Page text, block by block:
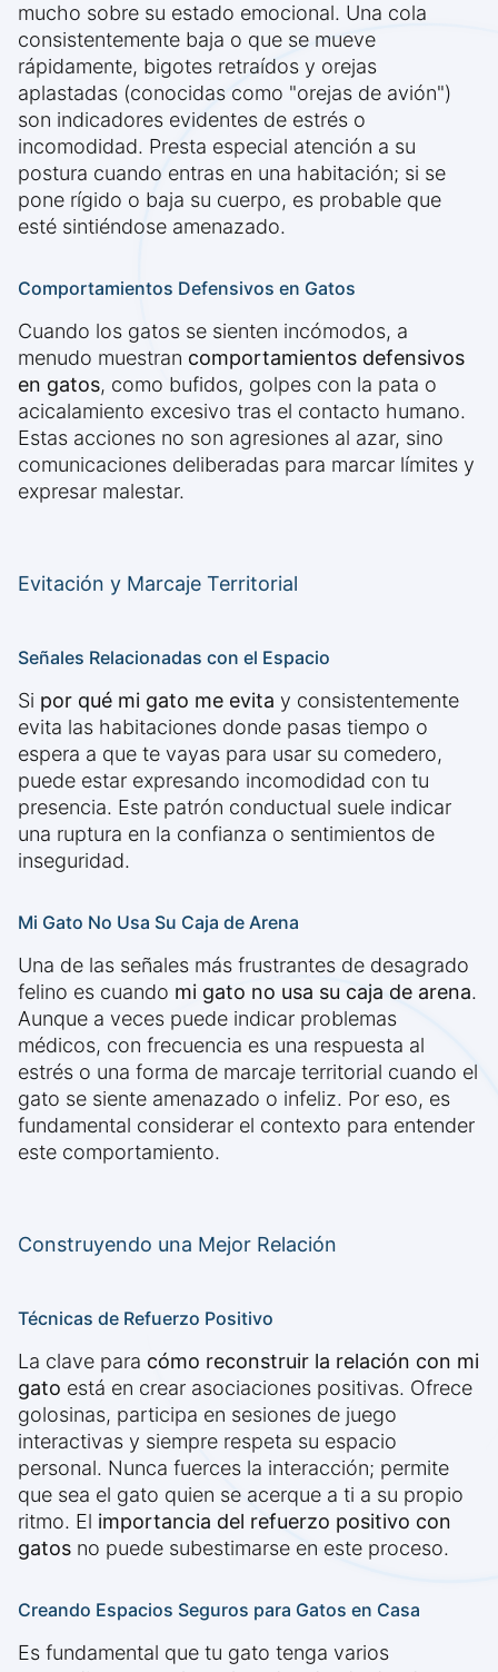
mucho sobre su estado emocional. Una cola
consistentemente baja o que se mueve
rápidamente, bigotes retraídos y orejas
aplastadas (conocidas como "orejas de avión")
son indicadores evidentes de estrés o
incomodidad. Presta especial atención a su
postura cuando entras en una habitación; si se
pone rígido o baja su cuerpo, es probable que
esté sintiéndose amenazado.
Comportamientos Defensivos en Gatos
Cuando los gatos se sienten incómodos, a
menudo muestran comportamientos defensivos
en gatos, como bufidos, golpes con la pata o
acicalamiento excesivo tras el contacto humano.
Estas acciones no son agresiones al azar, sino
comunicaciones deliberadas para marcar límites y
expresar malestar.
Evitación y Marcaje Territorial
Señales Relacionadas con el Espacio
Si por qué mi gato me evita y consistentemente
evita las habitaciones donde pasas tiempo o
espera a que te vayas para usar su comedero,
puede estar expresando incomodidad con tu
presencia. Este patrón conductual suele indicar
una ruptura en la confianza o sentimientos de
inseguridad.
Mi Gato No Usa Su Caja de Arena
Una de las señales más frustrantes de desagrado
felino es cuando mi gato no usa su caja de arena.
Aunque a veces puede indicar problemas
médicos, con frecuencia es una respuesta al
estrés o una forma de marcaje territorial cuando el
gato se siente amenazado o infeliz. Por eso, es
fundamental considerar el contexto para entender
este comportamiento.
Construyendo una Mejor Relación
Técnicas de Refuerzo Positivo
La clave para cómo reconstruir la relación con mi
gato está en crear asociaciones positivas. Ofrece
golosinas, participa en sesiones de juego
interactivas y siempre respeta su espacio
personal. Nunca fuerces la interacción; permite
que sea el gato quien se acerque a ti a su propio
ritmo. El importancia del refuerzo positivo con
gatos no puede subestimarse en este proceso.
Creando Espacios Seguros para Gatos en Casa
Es fundamental que tu gato tenga varios